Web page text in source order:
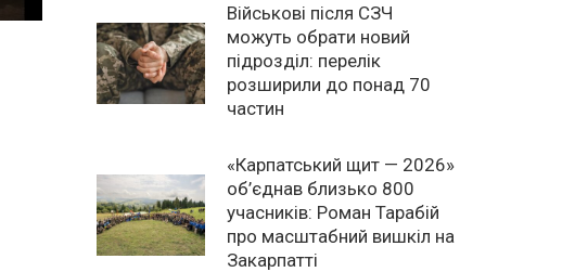
Військові після СЗЧ
можуть обрати новий
підрозділ: перелік
розширили до понад 70
частин
«Карпатський щит — 2026»
об’єднав близько 800
учасників: Роман Тарабій
про масштабний вишкіл на
Закарпатті